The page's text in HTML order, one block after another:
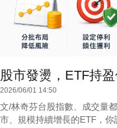
股市發燙，ETF持
2026/06/01 14:50
文/林奇芬台股指數、成交量
市、規模持續增長的ETF，你